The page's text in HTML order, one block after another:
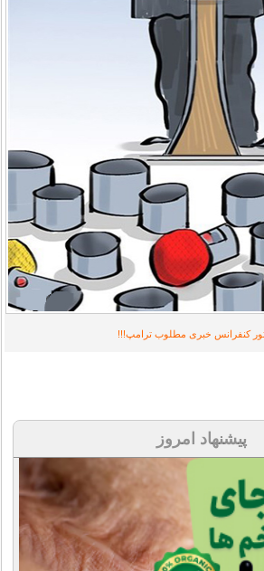
کنفرانس خبری مطلوب ترامپ!!!
پیشنهاد امروز